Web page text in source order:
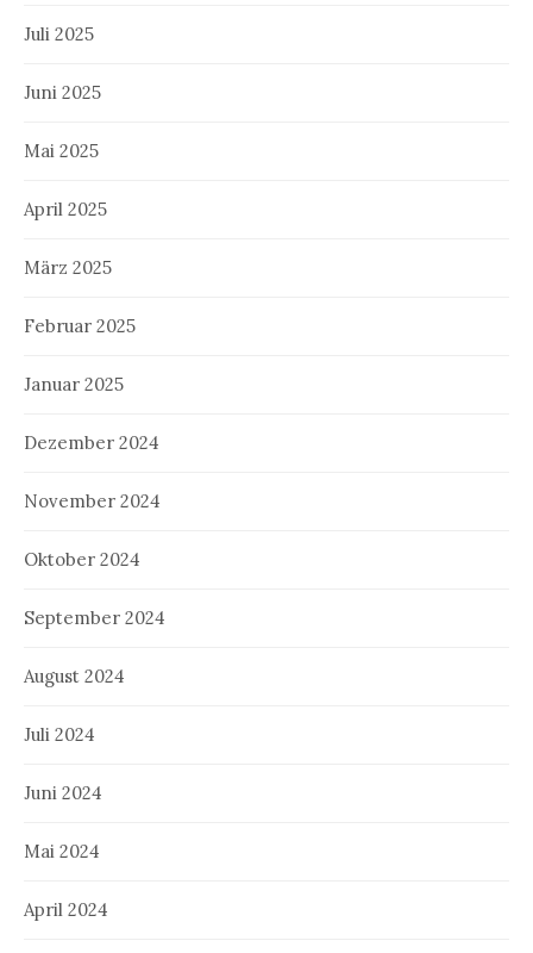
Juli 2025
Juni 2025
Mai 2025
April 2025
März 2025
Februar 2025
Januar 2025
Dezember 2024
November 2024
Oktober 2024
September 2024
August 2024
Juli 2024
Juni 2024
Mai 2024
April 2024